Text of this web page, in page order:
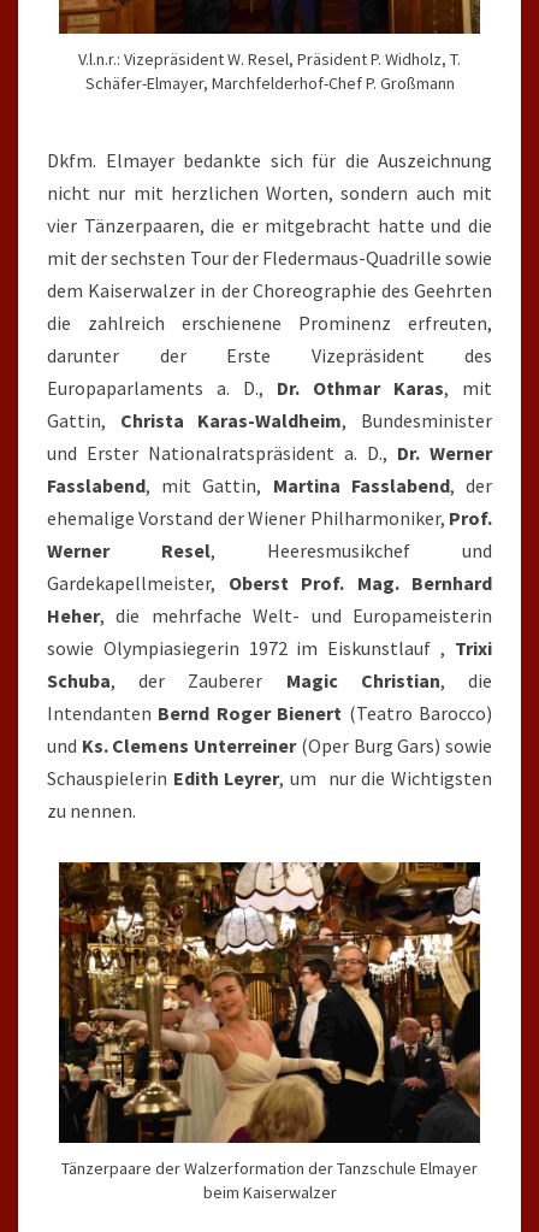
V.l.n.r.: Vizepräsident W. Resel, Präsident P. Widholz, T.
Schäfer-Elmayer, Marchfelderhof-Chef P. Großmann
Dkfm. Elmayer bedankte sich für die Auszeichnung
nicht nur mit herzlichen Worten, sondern auch mit
vier Tänzerpaaren, die er mitgebracht hatte und die
mit der sechsten Tour der Fledermaus-Quadrille sowie
dem Kaiserwalzer in der Choreographie des Geehrten
die zahlreich erschienene Prominenz erfreuten,
darunter der Erste Vizepräsident des
Europaparlaments a. D., Dr. Othmar Karas, mit
Gattin, Christa Karas-Waldheim, Bundesminister
und Erster Nationalratspräsident a. D., Dr. Werner
Fasslabend, mit Gattin, Martina Fasslabend, der
ehemalige Vorstand der Wiener Philharmoniker, Prof.
Werner Resel, Heeresmusikchef und
Gardekapellmeister, Oberst Prof. Mag. Bernhard
Heher, die mehrfache Welt- und Europameisterin
sowie Olympiasiegerin 1972 im Eiskunstlauf , Trixi
Schuba, der Zauberer Magic Christian, die
Intendanten Bernd Roger Bienert (Teatro Barocco)
und Ks. Clemens Unterreiner(Oper Burg Gars) sowie
Schauspielerin Edith Leyrer, um nur die Wichtigsten
zu nennen.
Tänzerpaare der Walzerformation der Tanzschule Elmayer
beim Kaiserwalzer